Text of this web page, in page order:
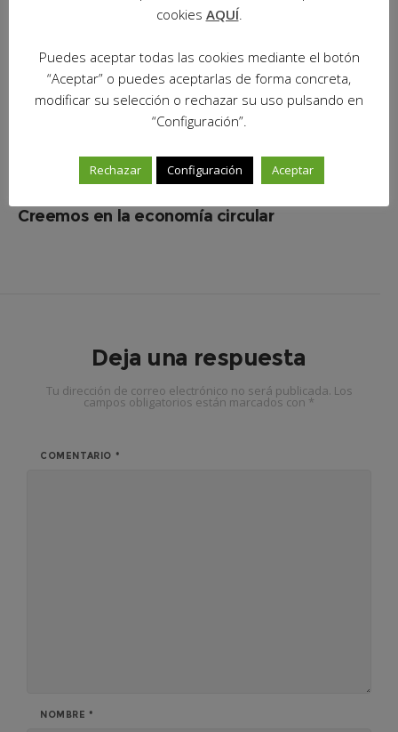
Creemos en la economía circular
Deja una respuesta
Tu dirección de correo electrónico no será publicada. Los
campos obligatorios están marcados con *
COMENTARIO *
NOMBRE *
cookies AQUÍ.
Puedes aceptar todas las cookies mediante el botón
“Aceptar” o puedes aceptarlas de forma concreta,
modificar su selección o rechazar su uso pulsando en
“Configuración”.
Rechazar Configuración Aceptar